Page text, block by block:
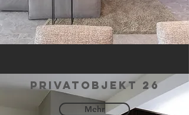
privatobjekt 26
Mehr